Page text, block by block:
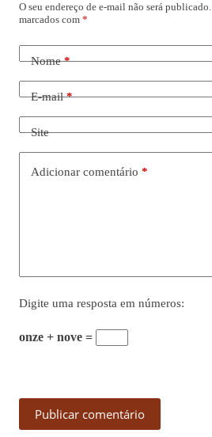
O seu endereço de e-mail não será publicado.
marcados com *
Nome*
E-mail*
Site
Adicionar comentário *
Digite uma resposta em números:
onze + nove =
Publicar comentário